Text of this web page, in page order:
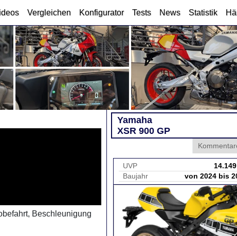
Vergleichen Konfigurator Tests News Statistik
Beschleunigung
Yamaha
XSR 900 GP
UVP
Baujahr
von 2024 bis